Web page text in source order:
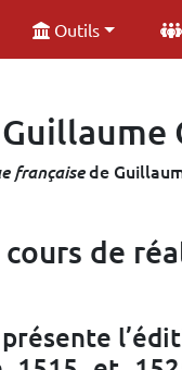
Outils
françaisede
de